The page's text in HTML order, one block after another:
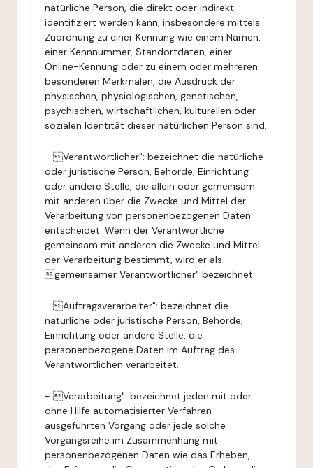
natürliche Person, die direkt oder indirekt
identifiziert werden kann, insbesondere mittels
Zuordnung zu einer Kennung wie einem Namen,
einer Kennnummer, Standortdaten, einer
Online-Kennung oder zu einem oder mehreren
besonderen Merkmalen, die Ausdruck der
physischen, physiologischen, genetischen,
psychischen, wirtschaftlichen, kulturellen oder
sozialen Identität dieser natürlichen Person sind.
- Verantwortlicher": bezeichnet die natürliche
oder juristische Person, Behörde, Einrichtung
oder andere Stelle, die allein oder gemeinsam
mit anderen über die Zwecke und Mittel der
Verarbeitung von personenbezogenen Daten
entscheidet. Wenn der Verantwortliche
gemeinsam mit anderen die Zwecke und Mittel
der Verarbeitung bestimmt, wird er als
gemeinsamer Verantwortlicher" bezeichnet.
- Auftragsverarbeiter": bezeichnet die
natürliche oder juristische Person, Behörde,
Einrichtung oder andere Stelle, die
personenbezogene Daten im Auftrag des
Verantwortlichen verarbeitet.
- Verarbeitung": bezeichnet jeden mit oder
ohne Hilfe automatisierter Verfahren
ausgeführten Vorgang oder jede solche
Vorgangsreihe im Zusammenhang mit
personenbezogenen Daten wie das Erheben,